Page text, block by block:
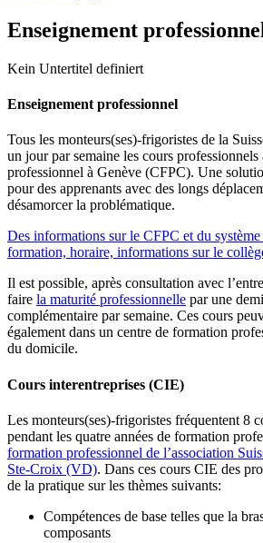
Enseignement
Kein Untertitel definiert
Enseignement professionnel
Tous les monteurs(ses)-frigoristes de la
un jour par semaine les cours
professionnel à Genève (CFPC). Une
pour des apprenants avec des longs
désamorcer la problématique.
Des informations sur le CFPC et du
formation, horaire, informations sur le
Il est possible, après consultation avec
faire la maturité professionnelle par une
complémentaire par semaine. Ces cours
également dans un centre de formation
du domicile.
Cours interentreprises (CIE)
Les monteurs(ses)-frigoristes fréquentent 8
pendant les quatre années de formation
formation professionnel de l’association
Ste-Croix (VD). Dans ces cours CIE des
de la pratique sur les thèmes suivants:
Compétences de base telles que la
composants